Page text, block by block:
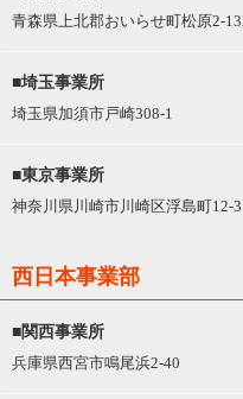
青森県上北郡おいらせ町松原2-
■埼玉事業所
埼玉県加須市戸崎308-1
■東京事業所
神奈川県川崎市川崎区浮島町12-3
西日本事業部
■関西事業所
兵庫県西宮市鳴尾浜2-40